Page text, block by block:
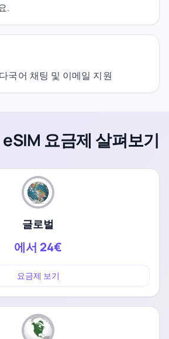
.
국어 채팅 및 이메일 지원
요금제 살펴보기
글로벌
에서 24€
요금제 보기